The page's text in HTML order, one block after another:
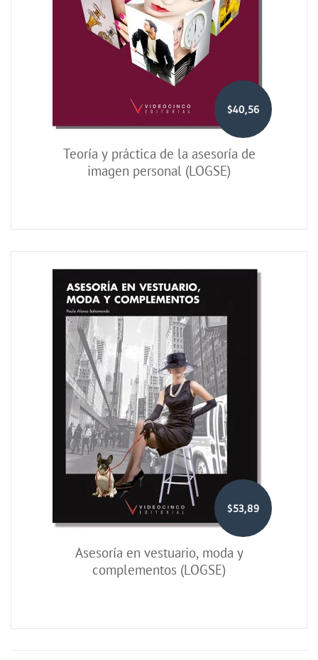
$40,56
Teoría y práctica de la asesoría de
imagen personal (LOGSE)
$53,89
Asesoría en vestuario, moda y
complementos (LOGSE)